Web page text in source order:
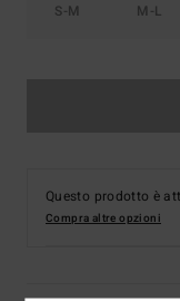
S-M M-L
Questo prodotto è
Compra altre opzioni